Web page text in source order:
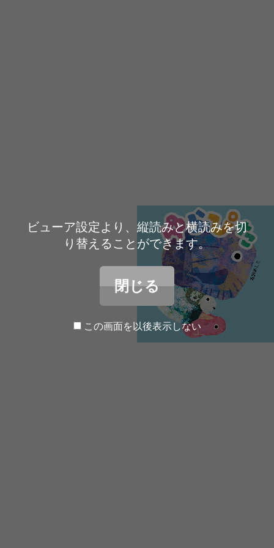
ビューア設定より、縦読みと横読みを切
り替えることができます。
閉じる
この画面を以後表示しない